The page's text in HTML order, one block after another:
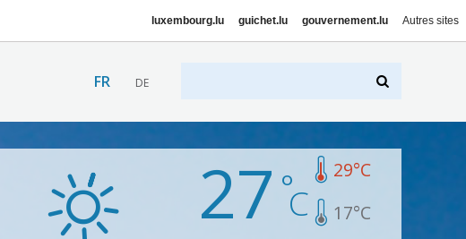
luxembourg.lu guichet.lu gouvernement.lu Autres sites
FR DE
27 29°C
17°C